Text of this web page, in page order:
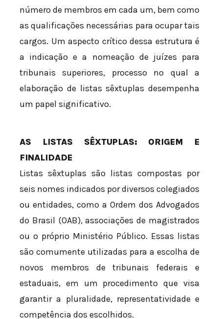
número de membros em cada um, bem como
as qualificações necessárias para ocupar tais
cargos. Um aspecto crítico dessa estrutura é
a indicação e a nomeação de juízes para
tribunais superiores, processo no qual a
elaboração de listas sêxtuplas desempenha
um papel significativo.
AS LISTAS SÊXTUPLAS: ORIGEM E
FINALIDADE
Listas sêxtuplas são listas compostas por
seis nomes indicados por diversos colegiados
ou entidades, como a Ordem dos Advogados
do Brasil (OAB), associações de magistrados
ou o próprio Ministério Público. Essas listas
são comumente utilizadas para a escolha de
novos membros de tribunais federais e
estaduais, em um procedimento que visa
garantir a pluralidade, representatividade e
competência dos escolhidos.